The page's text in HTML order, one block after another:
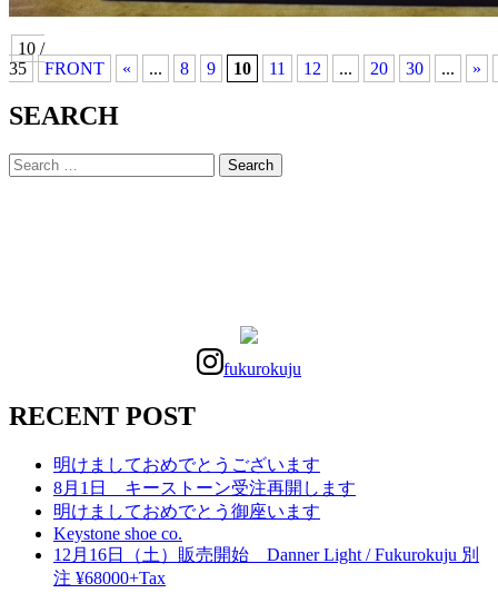
10 /
35
FRONT « ... 8 9 10 11 12 ... 20 30 ... »
SEARCH
fukurokuju
RECENT POST
明けましておめでとうございます
8月1日 キーストーン受注再開します
明けましておめでとう御座います
Keystone shoe co.
12月16日（土）販売開始 Danner Light / Fukurokuju 別
注 ¥68000+Tax